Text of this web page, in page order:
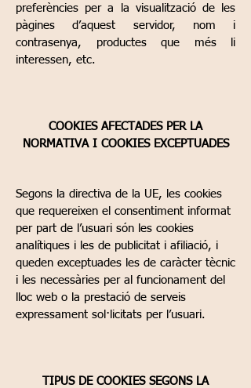
preferències per a la visualització de les
pàgines d’aquest servidor, nom i
contrasenya, productes que més li
interessen, etc.
COOKIES AFECTADES PER LA
NORMATIVA I COOKIES EXCEPTUADES
Segons la directiva de la UE, les cookies
que requereixen el consentiment informat
per part de l’usuari són les cookies
analítiques i les de publicitat i afiliació, i
queden exceptuades les de caràcter tècnic
i les necessàries per al funcionament del
lloc web o la prestació de serveis
expressament sol·licitats per l’usuari.
TIPUS DE COOKIES SEGONS LA